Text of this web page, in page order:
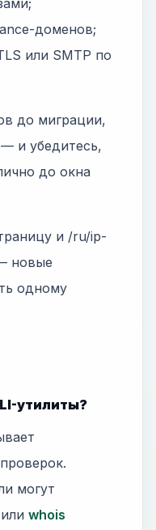
доменов;
или SMTP по
до миграции,
и убедитесь,
до окна
и /ru/ip-
новые
одному
утилиты?
могут
whois